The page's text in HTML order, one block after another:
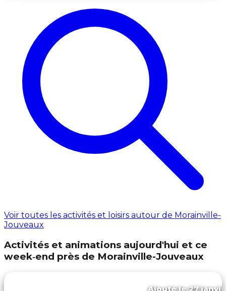
Voir toutes les activités et loisirs autour de Morainville-
Jouveaux
Activités et animations aujourd'hui et ce
week‑end près de Morainville-Jouveaux
Ajouté le 27